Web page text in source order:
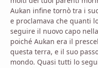
Aukan infine tornò tra i
e proclamava che quanti
seguire il nuovo capo
poiché Aukan era il
questa terra, e il suo
mondo. Quasi tutti lo